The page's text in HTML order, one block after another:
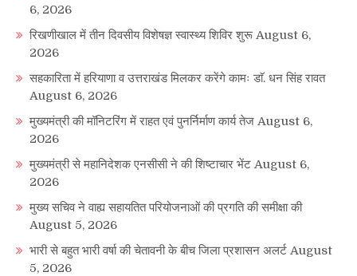
6, 2026
रिखणीखाल में तीन दिवसीय विशेषज्ञ स्वास्थ्य शिविर शुरू August 6,
2026
सहकारिता में हरियाणा व उत्तराखंड मिलकर करेंगे कामः डाॅ. धन सिंह रावत
August 6, 2026
मुख्यमंत्री की मॉनिटरिंग में राहत एवं पुनर्निर्माण कार्य तेज August 6,
2026
मुख्यमंत्री से महानिदेशक एनसीसी ने की शिष्टाचार भेंट August 6,
2026
मुख्य सचिव ने वाह्य सहायतित परियोजनाओं की प्रगति की समीक्षा की
August 5, 2026
भारी से बहुत भारी वर्षा की चेतावनी के बीच जिला प्रशासन अलर्ट August
5, 2026